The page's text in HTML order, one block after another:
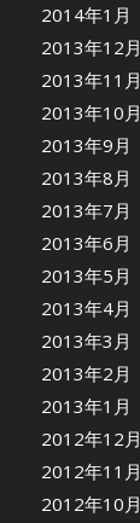
2014年1月
2013年12月
2013年11月
2013年10月
2013年9月
2013年8月
2013年7月
2013年6月
2013年5月
2013年4月
2013年3月
2013年2月
2013年1月
2012年12月
2012年11月
2012年10月